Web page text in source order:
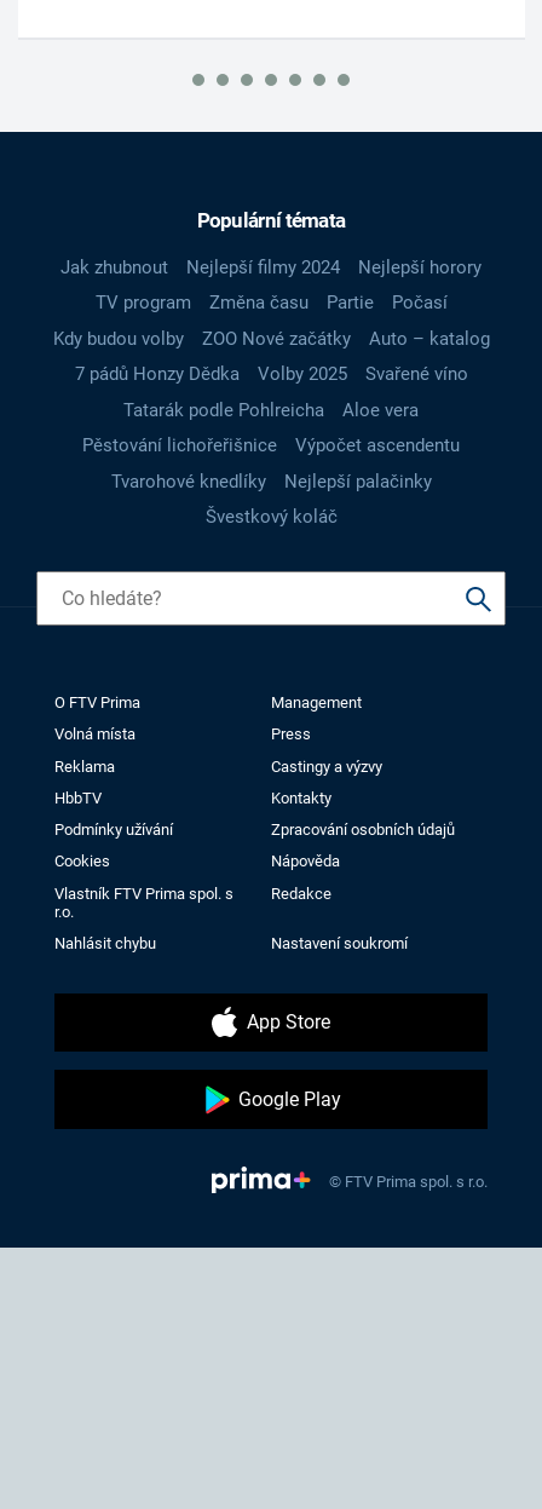
Populární témata
Jak zhubnout Nejlepší filmy 2024
Nejlepší horory
TV program
Změna času Partie
Počasí
Kdy budou volby
ZOO Nové začátky
Auto – katalog
7 pádů Honzy Dědka
Volby 2025
Svařené víno
Tatarák podle Pohlreicha
Aloe vera
Pěstování lichořeřišnice
Výpočet ascendentu
Tvarohové knedlíky
Nejlepší palačinky
Švestkový koláč
O FTV Prima
Management
Volná místa
Press
Reklama
Castingy a výzvy
HbbTV
Kontakty
Podmínky užívání
Zpracování osobních údajů
Cookies
Nápověda
Vlastník FTV Prima spol. s
r.o.
Redakce
Nahlásit chybu Nastavení soukromí
App Store
Google Play
© FTV Prima spol. s r.o.